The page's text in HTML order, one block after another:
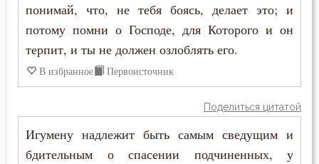
Подготовка к смерти
Позор
Покаяние
Помощь Божия
понимай, что, не тебя боясь, делает это; и
потому помни о Господе, для Которого и он
терпит, и ты не должен озлоблять его.
В избранное Первоисточник
Поделиться цитатой
Игумену надлежит быть самым сведущим и
бдительным о спасении подчиненных, у